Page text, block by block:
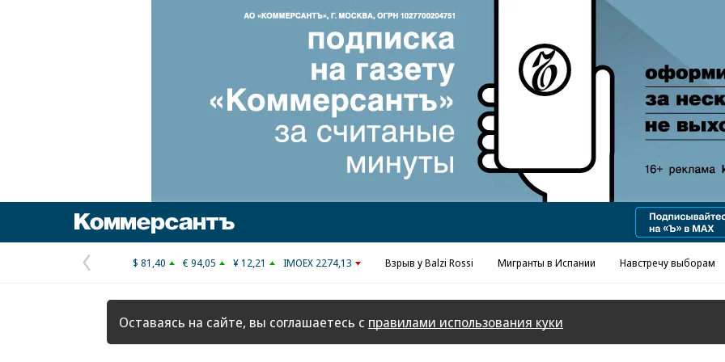
Реклама в «Ъ» www.kommersant.ru/ad
Предыдущая
страница
$ 81,40 € 94,05 ¥ 12,21 IMOEX 2274,13 Взрыв у Balzi Rossi Мигранты в Испании Навстречу выборам
Оставаясь на сайте, вы соглашаетесь с правилами использования куки